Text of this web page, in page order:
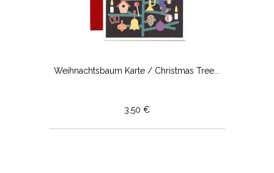
Weihnachtsbaum Karte / Christmas Tree...
3,50 €